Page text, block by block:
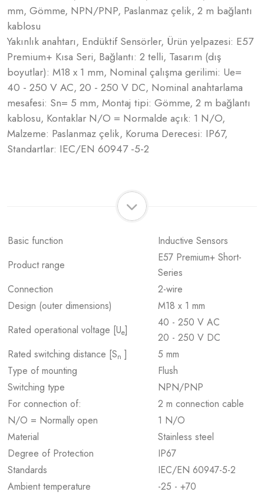
mm, Gömme, NPN/PNP, Paslanmaz çelik, 2 m bağlantı
kablosu
Yakınlık anahtarı, Endüktif Sensörler, Ürün yelpazesi: E57
Premium+ Kısa Seri, Bağlantı: 2 telli, Tasarım (dış
boyutlar): M18 x 1 mm, Nominal çalışma gerilimi: Ue=
40 - 250 V AC, 20 - 250 V DC, Nominal anahtarlama
mesafesi: Sn= 5 mm, Montaj tipi: Gömme, 2 m bağlantı
kablosu, Kontaklar N/O = Normalde açık: 1 N/O,
Malzeme: Paslanmaz çelik, Koruma Derecesi: IP67,
Standartlar: IEC/EN 60947 -5-2
Basic function
Inductive Sensors
Product range
E57 Premium+ Short-
Series
Connection
2-wire
Design (outer dimensions)
M18 x 1 mm
Rated operational voltage [Ue]
40 - 250 V AC
20 - 250 V DC
Rated switching distance [Sn ]
5 mm
Type of mounting
Flush
Switching type
NPN/PNP
For connection of:
2 m connection cable
N/O = Normally open
1 N/O
Material
Stainless steel
Degree of Protection
IP67
Standards
IEC/EN 60947-5-2
Ambient temperature
-25 - +70